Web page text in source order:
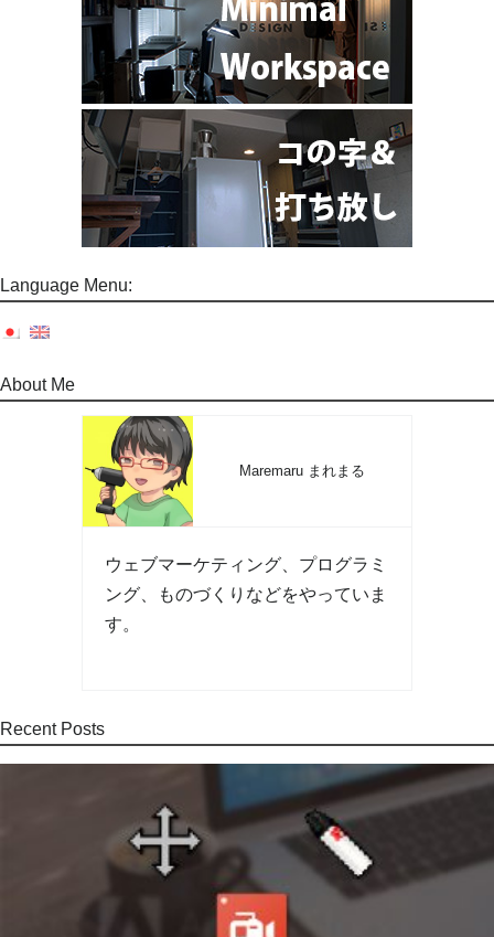
Language Menu:
About Me
Maremaru まれまる
ウェブマーケティング、プログラミ
ング、ものづくりなどをやっていま
す。
Recent Posts